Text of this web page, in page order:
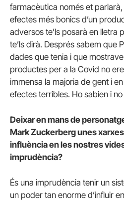
farmacèutica només et
efectes més bonics d’un
adversos te’ls posarà en lletra
te’ls dirà. Després sabem que
dades que tenia i que
productes per a la Covid no
immensa la majoria de gent i
efectes terribles. Ho sabien i
Deixar en mans de
Mark Zuckerberg unes
influència en les nostres
imprudència?
És una imprudència tenir un
un poder tan enorme d’influir